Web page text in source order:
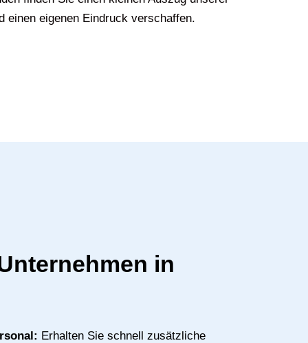
einen eigenen Eindruck verschaffen.
in
Erhalten Sie schnell zusätzliche